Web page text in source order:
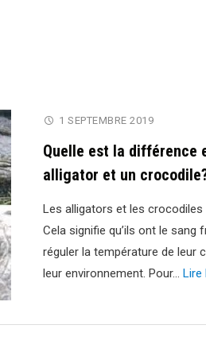
1 SEPTEMBRE 2019
Quelle est la différence
alligator et un
Les alligators et les
Cela signifie qu’ils ont le sang
réguler la température de leur
leur environnement. Pour… Lire